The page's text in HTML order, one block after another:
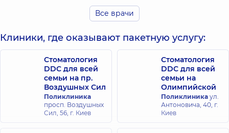
Все врачи
Клиники, где оказывают пакетную услугу:
Стоматология
DDC для всей
семьи на пр.
Воздушных Сил
Поликлиника
просп. Воздушных
Сил, 56, г. Киев
Стоматология
DDC для всей
семьи на
Олимпийской
Поликлиника ул.
Антоновича, 40, г.
Киев